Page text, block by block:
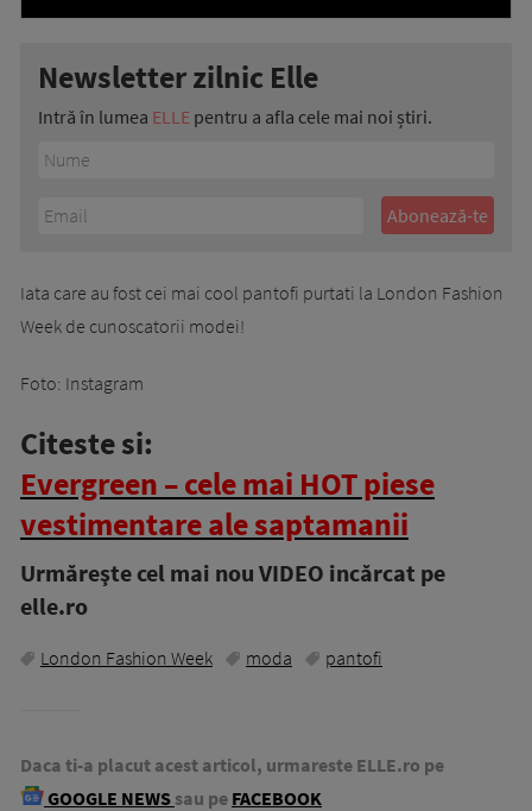
Newsletter zilnic Elle
Intră în lumea ELLE pentru a afla cele mai noi știri.
Iata care au fost cei mai cool pantofi purtati la London Fashion
Week de cunoscatorii modei!
Foto: Instagram
Citeste si:
Evergreen – cele mai HOT piese
vestimentare ale saptamanii
Urmăreşte cel mai nou VIDEO incărcat pe
elle.ro
London Fashion Week moda pantofi
Daca ti-a placut acest articol, urmareste ELLE.ro pe
GOOGLE NEWS sau pe FACEBOOK